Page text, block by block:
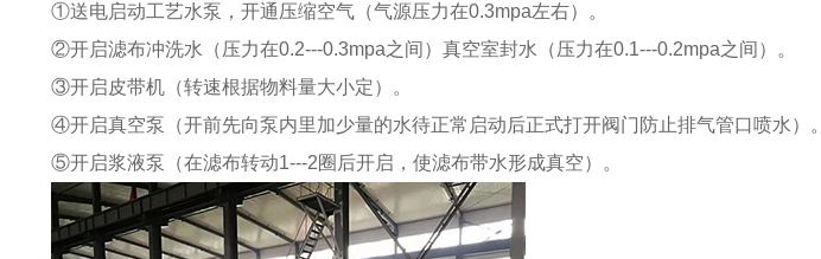
①送电启动工艺水泵，开通压缩空气（气源压力在0.3mpa左右）。
②开启滤布冲洗水（压力在0.2---0.3mpa之间）真空室封水（压力在0.1---0.2mpa之间）。
③开启皮带机（转速根据物料量大小定）。
④开启真空泵（开前先向泵内里加少量的水待正常启动后正式打开阀门防止排气管口喷水）。
⑤开启浆液泵（在滤布转动1---2圈后开启，使滤布带水形成真空）。